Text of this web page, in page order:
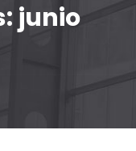
junio